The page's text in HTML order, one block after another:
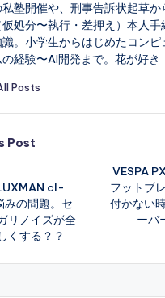
塾開催や、刑事告訴状起草か
処分〜執行・差押え）本人手
。小学生からはじめたコンピ
経験〜AI開発まで。花が好き
Posts
Post
cl-
の問題。セ
リノイズが全
くする？？
VESPA
フットブ
付かない
ーバ